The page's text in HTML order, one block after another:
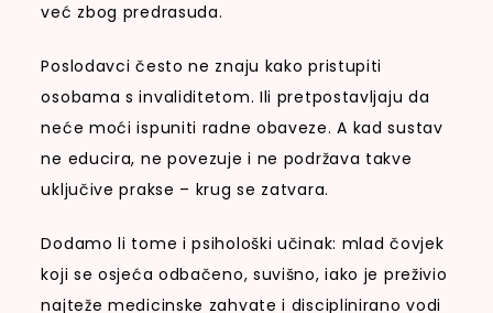
već zbog predrasuda.
Poslodavci često ne znaju kako pristupiti
osobama s invaliditetom. Ili pretpostavljaju da
neće moći ispuniti radne obaveze. A kad sustav
ne educira, ne povezuje i ne podržava takve
uključive prakse – krug se zatvara.
Dodamo li tome i psihološki učinak: mlad čovjek
koji se osjeća odbačeno, suvišno, iako je preživio
najteže medicinske zahvate i disciplinirano vodi